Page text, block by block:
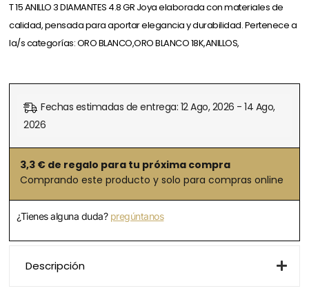
T 15 ANILLO 3 DIAMANTES 4.8 GR Joya elaborada con materiales de
calidad, pensada para aportar elegancia y durabilidad. Pertenece a
la/s categorías: ORO BLANCO,ORO BLANCO 18K,ANILLOS,
Fechas estimadas de entrega: 12 Ago, 2026 - 14 Ago,
2026
3,3 € de regalo para tu próxima compra
Comprando este producto y solo para compras online
¿Tienes alguna duda? pregúntanos
Descripción